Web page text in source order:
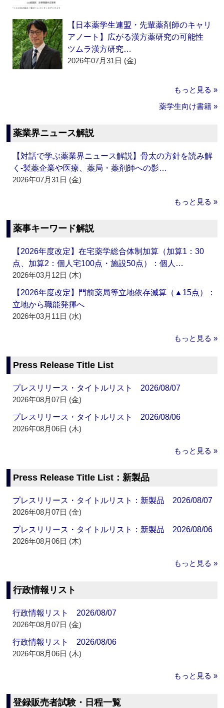
【日本薬学生連盟・先輩薬剤師のキャリ
アノート】広がる漢方薬研究の可能性
ツムラ漢方研究…
2026年07月31日 (金)
もっと見る »
薬学生向け書籍 »
薬業界ニュース解説
【対話で学ぶ薬業界ニュース解説】骨太の方針を読み解
く‐製薬企業や医療、薬局・薬剤師への影…
2026年07月31日 (金)
もっと見る »
薬事キーワード解説
【2026年度改定】在宅薬学総合体制加算（加算1：30
点、加算2：個人宅100点・施設50点）：個人…
2026年03月12日 (木)
【2026年度改定】門前薬局等立地依存減算（▲15点）：
立地から職能発揮へ
2026年03月11日 (水)
もっと見る »
Press Release Title List
プレスリリース・タイトルリスト 2026/08/07
2026年08月07日 (金)
プレスリリース・タイトルリスト 2026/08/06
2026年08月06日 (木)
もっと見る »
Press Release Title List：新製品
プレスリリース・タイトルリスト：新製品 2026/08/07
2026年08月07日 (金)
プレスリリース・タイトルリスト：新製品 2026/08/06
2026年08月06日 (木)
もっと見る »
行政情報リスト
行政情報リスト 2026/08/07
2026年08月07日 (金)
行政情報リスト 2026/08/06
2026年08月06日 (木)
もっと見る »
登録販売者試験・日程一覧